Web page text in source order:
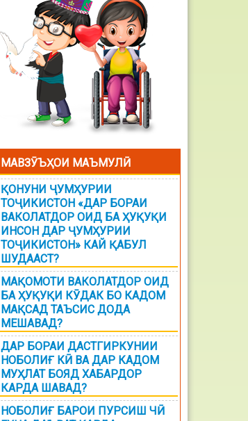
МАВЗӮЪҲОИ МАЪМУЛӢ
ҚОНУНИ ҶУМҲУРИИ
ТОҶИКИСТОН «ДАР БОРАИ
ВАКОЛАТДОР ОИД БА ҲУҚУҚИ
ИНСОН ДАР ҶУМҲУРИИ
ТОҶИКИСТОН» КАЙ ҚАБУЛ
ШУДААСТ?
МАҚОМОТИ ВАКОЛАТДОР ОИД
БА ҲУҚУҚИ КӮДАК БО КАДОМ
МАҚСАД ТАЪСИС ДОДА
МЕШАВАД?
ДАР БОРАИ ДАСТГИРКУНИИ
НОБОЛИҒ КӢ ВА ДАР КАДОМ
МУҲЛАТ БОЯД ХАБАРДОР
КАРДА ШАВАД?
НОБОЛИҒ БАРОИ ПУРСИШ ЧӢ